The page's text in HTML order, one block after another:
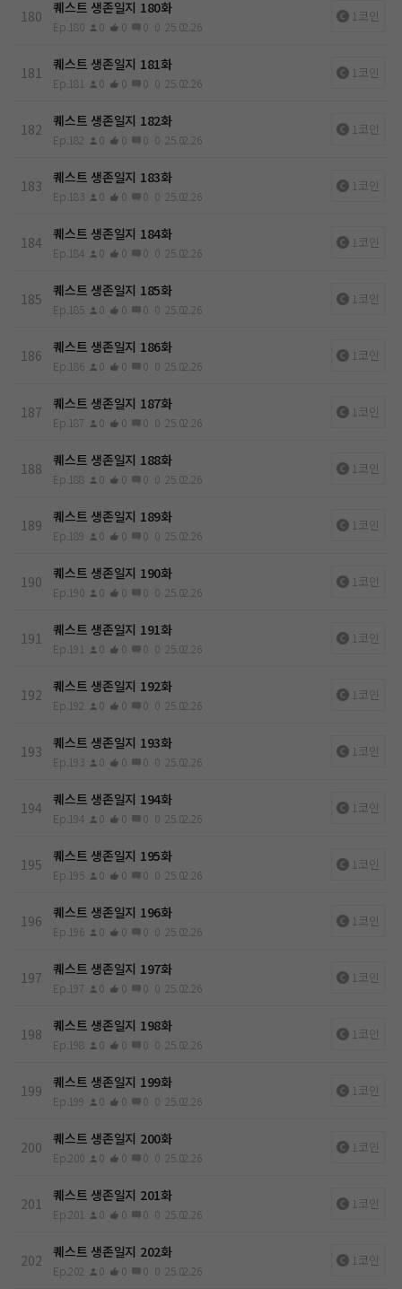
180 퀘스트 생존일지 180화
Ep.180 0 0 0 0 25.02.26
1코인
181 퀘스트 생존일지 181화
Ep.181 0 0 0 0 25.02.26
1코인
182 퀘스트 생존일지 182화
Ep.182 0 0 0 0 25.02.26
1코인
183 퀘스트 생존일지 183화
Ep.183 0 0 0 0 25.02.26
1코인
184 퀘스트 생존일지 184화
Ep.184 0 0 0 0 25.02.26
1코인
185 퀘스트 생존일지 185화
Ep.185 0 0 0 0 25.02.26
1코인
186 퀘스트 생존일지 186화
Ep.186 0 0 0 0 25.02.26
1코인
187 퀘스트 생존일지 187화
Ep.187 0 0 0 0 25.02.26
1코인
188 퀘스트 생존일지 188화
Ep.188 0 0 0 0 25.02.26
1코인
189 퀘스트 생존일지 189화
Ep.189 0 0 0 0 25.02.26
1코인
190 퀘스트 생존일지 190화
Ep.190 0 0 0 0 25.02.26
1코인
191 퀘스트 생존일지 191화
Ep.191 0 0 0 0 25.02.26
1코인
192 퀘스트 생존일지 192화
Ep.192 0 0 0 0 25.02.26
1코인
193 퀘스트 생존일지 193화
Ep.193 0 0 0 0 25.02.26
1코인
194 퀘스트 생존일지 194화
Ep.194 0 0 0 0 25.02.26
1코인
195 퀘스트 생존일지 195화
Ep.195 0 0 0 0 25.02.26
1코인
196 퀘스트 생존일지 196화
Ep.196 0 0 0 0 25.02.26
1코인
197 퀘스트 생존일지 197화
Ep.197 0 0 0 0 25.02.26
1코인
198 퀘스트 생존일지 198화
Ep.198 0 0 0 0 25.02.26
1코인
199 퀘스트 생존일지 199화
Ep.199 0 0 0 0 25.02.26
1코인
200 퀘스트 생존일지 200화
Ep.200 0 0 0 0 25.02.26
1코인
201 퀘스트 생존일지 201화
Ep.201 0 0 0 0 25.02.26
1코인
202 퀘스트 생존일지 202화
Ep.202 0 0 0 0 25.02.26
1코인